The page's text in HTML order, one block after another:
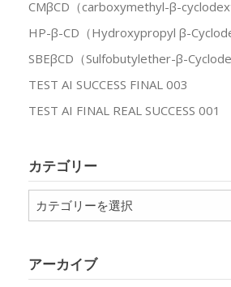
CMβCD（carboxymethyl-β-
HP-β-CD（Hydroxypropyl β-
SBEβCD（Sulfobutylether-β-
TEST AI SUCCESS FINAL 003
TEST AI FINAL REAL SUCCESS 001
カテゴリー
テ
ー
アーカイブ